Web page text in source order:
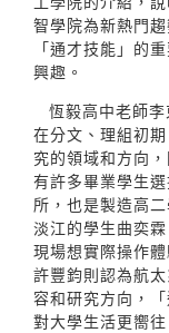
智學院為新熱門
「通才技能」的
興趣。
恆毅高中老師
在分文、理組初
究的領域和方向
有許多畢業學生
所，也是製造高
淡江的學生曲奕
現場想實際操作
許豐鈞則認為航
容和研究方向，
對大學生活更嚮往